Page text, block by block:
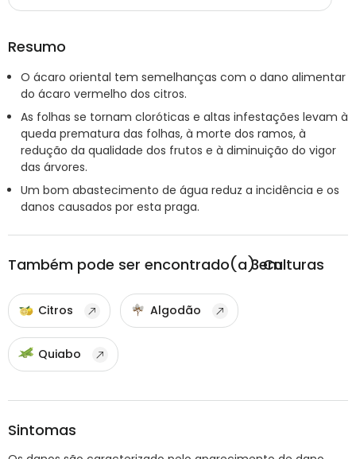
Resumo
O ácaro oriental tem semelhanças com o dano alimentar
do ácaro vermelho dos citros.
As folhas se tornam cloróticas e altas infestações levam à
queda prematura das folhas, à morte dos ramos, à
redução da qualidade dos frutos e à diminuição do vigor
das árvores.
Um bom abastecimento de água reduz a incidência e os
danos causados por esta praga.
Também pode ser encontrado(a) em
3Culturas
Citros Algodão
Quiabo
Sintomas